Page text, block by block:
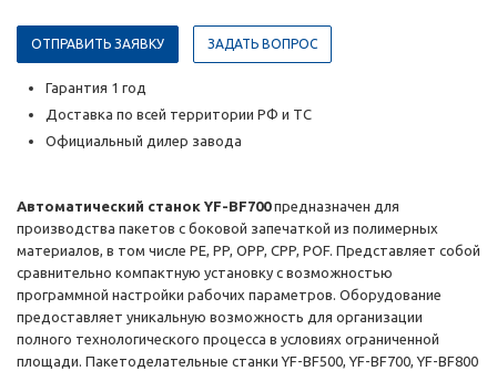
ОТПРАВИТЬ ЗАЯВКУ ЗАДАТЬ ВОПРОС
Гарантия 1 год
Доставка по всей территории РФ и ТС
Официальный дилер завода
Автоматический станок YF-BF700предназначен для
производства пакетов с боковой запечаткой из полимерных
материалов, в том числе PE, PP, OPP, CPP, POF. Представляет собой
сравнительно компактную установку с возможностью
программной настройки рабочих параметров. Оборудование
предоставляет уникальную возможность для организации
полного технологического процесса в условиях ограниченной
площади. Пакетоделательные станки YF-BF500, YF-BF700, YF-BF800